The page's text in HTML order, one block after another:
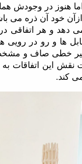
هنوز در وجودش
خود آن ذره می
دهد و هر اتفاقی
ها و رو در رویی
خطی صاف و
این اتفاقات به
کند.